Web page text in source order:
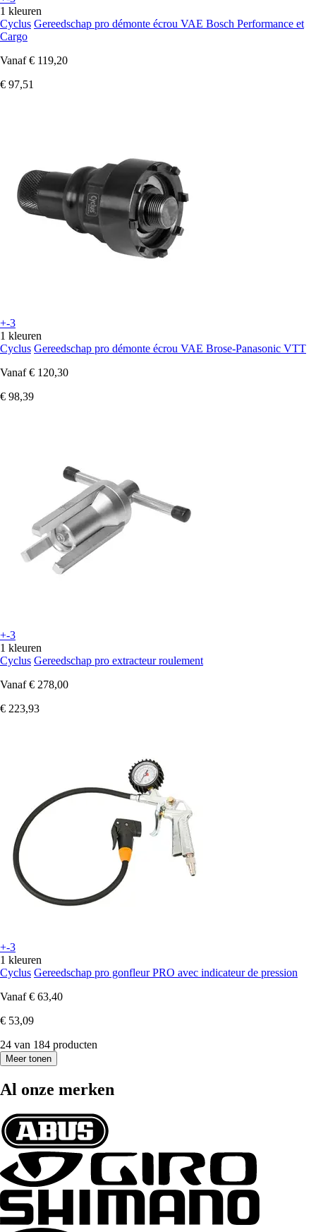
1 kleuren
Cyclus Gereedschap pro démonte écrou VAE Bosch Performance et
Cargo
Vanaf € 119,20
€ 97,51
+-3
1 kleuren
Cyclus Gereedschap pro démonte écrou VAE Brose-Panasonic VTT
Vanaf € 120,30
€ 98,39
+-3
1 kleuren
Cyclus Gereedschap pro extracteur roulement
Vanaf € 278,00
€ 223,93
+-3
1 kleuren
Cyclus Gereedschap pro gonfleur PRO avec indicateur de pression
Vanaf € 63,40
€ 53,09
24 van 184 producten
Meer tonen
Al onze merken